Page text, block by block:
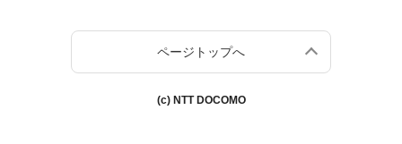
ページトップへ
(c) NTT DOCOMO